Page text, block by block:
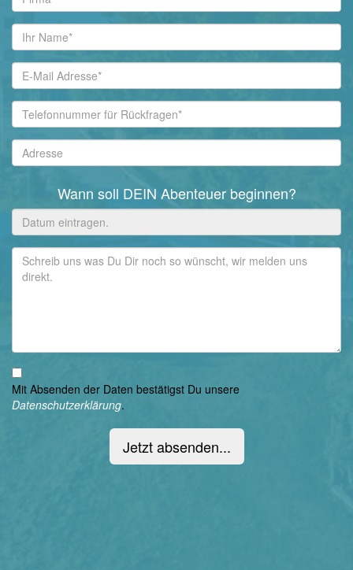
Wann soll DEIN Abenteuer beginnen?
Mit Absenden der Daten bestätigst Du unsere
Datenschutzerklärung.
Jetzt absenden...